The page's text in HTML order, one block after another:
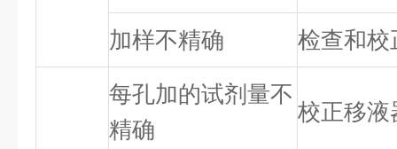
加样不精确 检查和校
每孔加的试剂量不
精确
校正移液